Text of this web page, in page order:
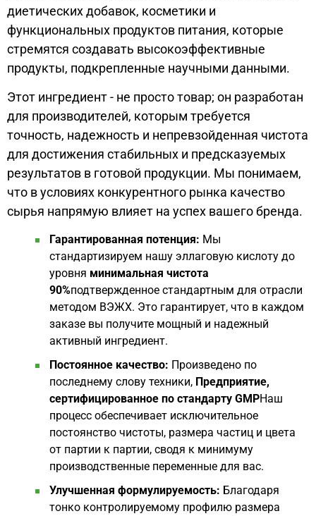
диетических добавок, косметики и
функциональных продуктов питания, которые
стремятся создавать высокоэффективные
продукты, подкрепленные научными данными.
Этот ингредиент - не просто товар; он разработан
для производителей, которым требуется
точность, надежность и непревзойденная чистота
для достижения стабильных и предсказуемых
результатов в готовой продукции. Мы понимаем,
что в условиях конкурентного рынка качество
сырья напрямую влияет на успех вашего бренда.
Гарантированная потенция: Мы
стандартизируем нашу эллаговую кислоту до
уровня минимальная чистота
90%подтвержденное стандартным для отрасли
методом ВЭЖХ. Это гарантирует, что в каждом
заказе вы получите мощный и надежный
активный ингредиент.
Постоянное качество: Произведено по
последнему слову техники, Предприятие,
сертифицированное по стандарту GMPНаш
процесс обеспечивает исключительное
постоянство чистоты, размера частиц и цвета
от партии к партии, сводя к минимуму
производственные переменные для вас.
Улучшенная формулируемость: Благодаря
тонко контролируемому профилю размера